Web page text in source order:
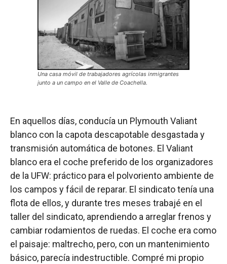
Una casa móvil de trabajadores agrícolas inmigrantes
junto a un campo en el Valle de Coachella.
En aquellos días, conducía un Plymouth Valiant
blanco con la capota descapotable desgastada y
transmisión automática de botones. El Valiant
blanco era el coche preferido de los organizadores
de la UFW: práctico para el polvoriento ambiente de
los campos y fácil de reparar. El sindicato tenía una
flota de ellos, y durante tres meses trabajé en el
taller del sindicato, aprendiendo a arreglar frenos y
cambiar rodamientos de ruedas. El coche era como
el paisaje: maltrecho, pero, con un mantenimiento
básico, parecía indestructible. Compré mi propio